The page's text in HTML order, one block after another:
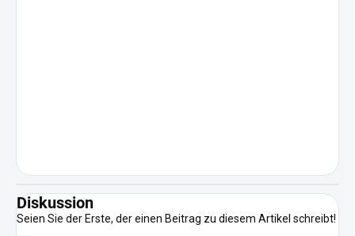
Diskussion
Seien Sie der Erste, der einen Beitrag zu diesem Artikel schreibt!